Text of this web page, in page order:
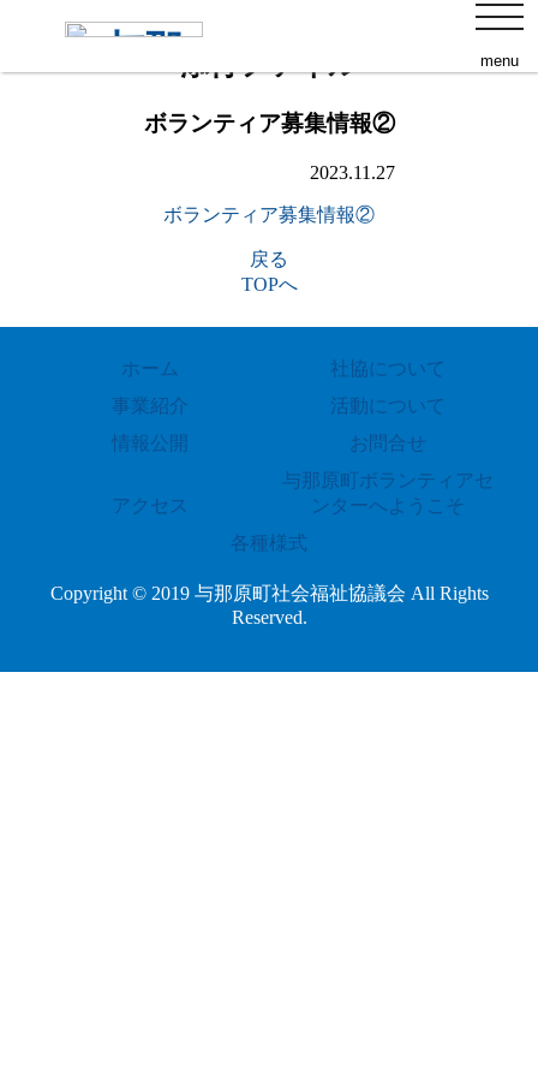
menu
添付ファイル
ボランティア募集情報②
2023.11.27
ボランティア募集情報②
戻る
TOPへ
ホーム
社協について
事業紹介
活動について
情報公開
お問合せ
アクセス
与那原町ボランティアセ
ンターへようこそ
各種様式
Copyright © 2019 与那原町社会福祉協議会 All Rights
Reserved.